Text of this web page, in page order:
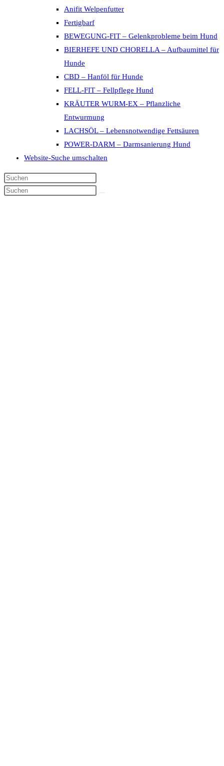
Anifit Welpenfutter
Fertigbarf
BEWEGUNG-FIT – Gelenkprobleme beim Hund
BIERHEFE UND CHORELLA – Aufbaumittel für
Hunde
CBD – Hanföl für Hunde
FELL-FIT – Fellpflege Hund
KRÄUTER WURM-EX – Pflanzliche
Entwurmung
LACHSÖL – Lebensnotwendige Fettsäuren
POWER-DARM – Darmsanierung Hund
Website-Suche umschalten